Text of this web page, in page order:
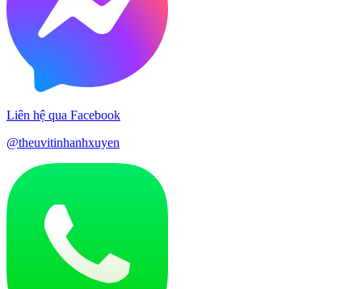
Liên hệ qua Facebook
@theuvitinhanhxuyen